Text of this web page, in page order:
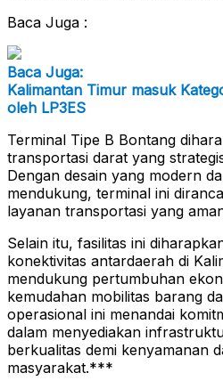
Baca Juga :
Baca Juga:
Kalimantan Timur masuk
oleh LP3ES
Terminal Tipe B Bontang
transportasi darat yang
Dengan desain yang modern
mendukung, terminal ini
layanan transportasi yang
Selain itu, fasilitas ini
konektivitas antardaerah di
mendukung pertumbuhan
kemudahan mobilitas barang
operasional ini menandai
dalam menyediakan
berkualitas demi kenyamanan
masyarakat.***